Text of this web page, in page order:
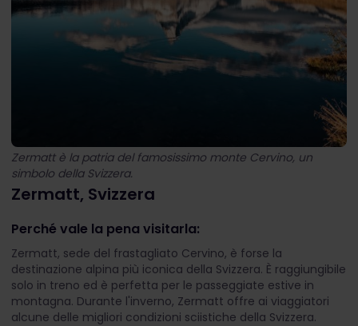
Zermatt è la patria del famosissimo monte Cervino, un
simbolo della Svizzera.
Zermatt, Svizzera
Perché vale la pena visitarla:
Zermatt, sede del frastagliato Cervino, è forse la
destinazione alpina più iconica della Svizzera. È raggiungibile
solo in treno ed è perfetta per le passeggiate estive in
montagna. Durante l'inverno, Zermatt offre ai viaggiatori
alcune delle migliori condizioni sciistiche della Svizzera.